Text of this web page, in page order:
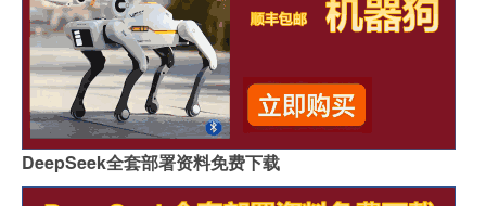
DeepSeek全套部署资料免费下载